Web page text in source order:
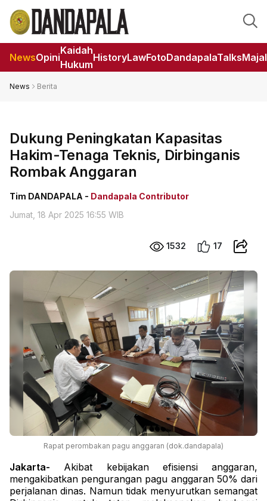
NewsOpini
Kaidah
Hukum
HistoryLawFotoDandapalaTalks
News Berita
Dukung Peningkatan Kapasitas
Hakim-Tenaga Teknis, Dirbinganis
Rombak Anggaran
Tim DANDAPALA - Dandapala Contributor
Jumat, 18 Apr 2025 16:55 WIB
1532 17
Rapat perombakan pagu anggaran (dok.dandapala)
Jakarta- Akibat kebijakan efisiensi anggaran,
mengakibatkan pengurangan pagu anggaran 50% dari
perjalanan dinas. Namun tidak menyurutkan semangat